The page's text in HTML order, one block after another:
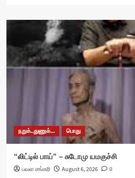
நறுக்..துணுக்... பொது
“லிட்டில் பாய்” – சுடோமு யமகுச்சி
பவள சங்கரி
August 6, 2026 0